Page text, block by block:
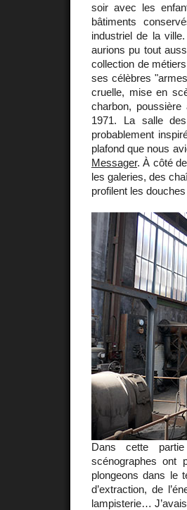
soir avec les
bâtiments
industriel de la
aurions pu tout
collection de
ses célèbres
cruelle, mise en
charbon,
1971. La salle
probablement
plafond que nous
Messager. À côté
les galeries, des
profilent les
Dans cette
scénographes ont
plongeons dans le
d’extraction, de
lampisterie…